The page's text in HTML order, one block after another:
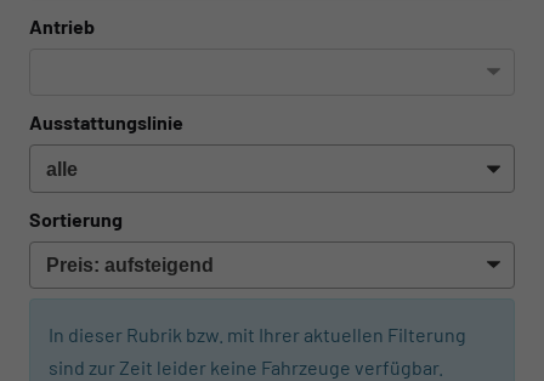
Antrieb
Ausstattungslinie
Sortierung
In dieser Rubrik bzw. mit Ihrer aktuellen Filterung
sind zur Zeit leider keine Fahrzeuge verfügbar.